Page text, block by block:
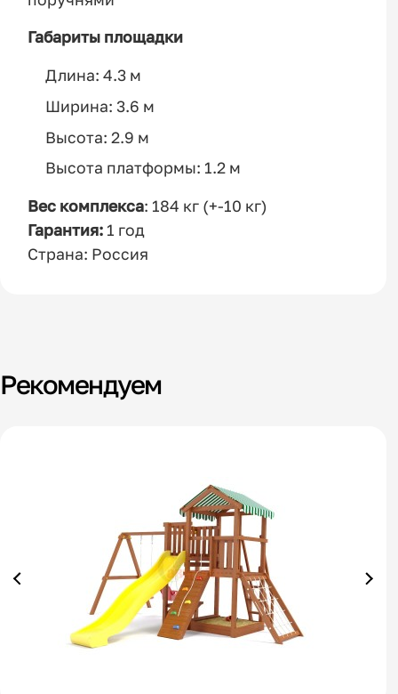
Габариты площадки
Длина: 4.3 м
Ширина: 3.6 м
Высота: 2.9 м
Высота платформы: 1.2 м
Вес комплекса: 184 кг (+-10 кг)
Гарантия: 1 год
Страна: Россия
Рекомендуем